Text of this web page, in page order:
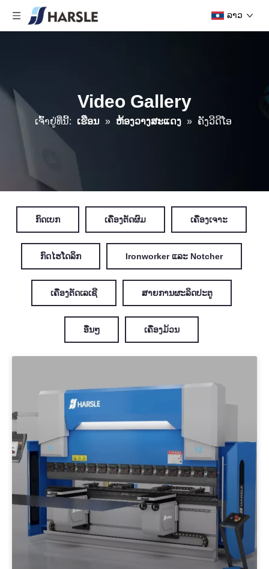
ລາວ
Video Gallery
ເຈົ້າ​ຢູ່​ທີ່​ນີ້: ເຮືອນ » ຫ້ອງວາງສະແດງ » ຄັງວີດີໂອ
ກົດເບກ ເຄື່ອງຕັດຜົມ ເຄື່ອງເຈາະ
ກົດໄຮໂດລິກ Ironworker ແລະ Notcher
ເຄື່ອງຕັດເລເຊີ ສາຍການຜະລິດປະຕູ
ອື່ນໆ ເຄື່ອງມ້ວນ